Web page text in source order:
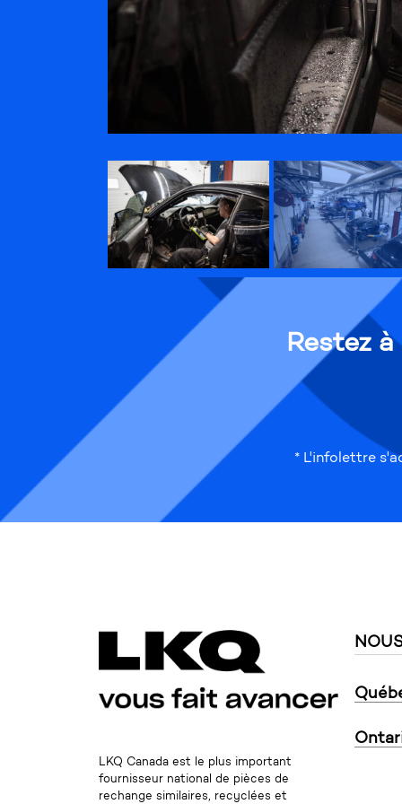
Restez
* L'infolettre
LKQ Canada est le plus important
fournisseur national de pièces de
rechange similaires, recyclées et